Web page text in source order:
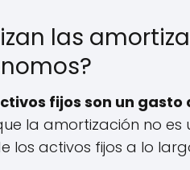
las
fijos son un
la amortización no
los activos fijos a lo